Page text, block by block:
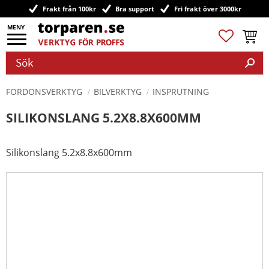
Meny
Frakt från 100kr Bra support Fri frakt över 3000kr
Favoriter
FORDONSVERKTYG BILVERKTYG INSPRUTNING
SILIKONSLANG 5.2X8.8X600MM
Silikonslang 5.2x8.8x600mm